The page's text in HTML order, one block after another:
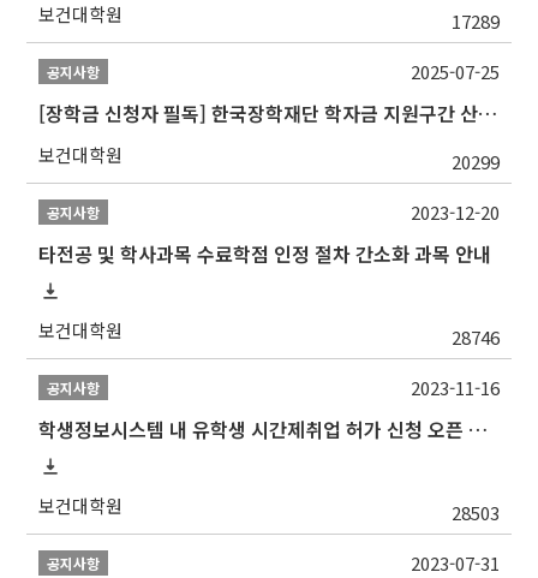
보건대학원 17289
공지사항
[장학금 신청자 필독] 한국장학재단 학자금 지원구간 산정 권고
보건대학원 20299
2025-07-25
공지사항
타전공 및 학사과목 수료학점 인정 절차 간소화 과목 안내
보건대학원 28746
2023-12-20
공지사항
학생정보시스템 내 유학생 시간제취업 허가 신청 오픈 안내
보건대학원 28503
2023-11-16
공지사항 2023-07-31